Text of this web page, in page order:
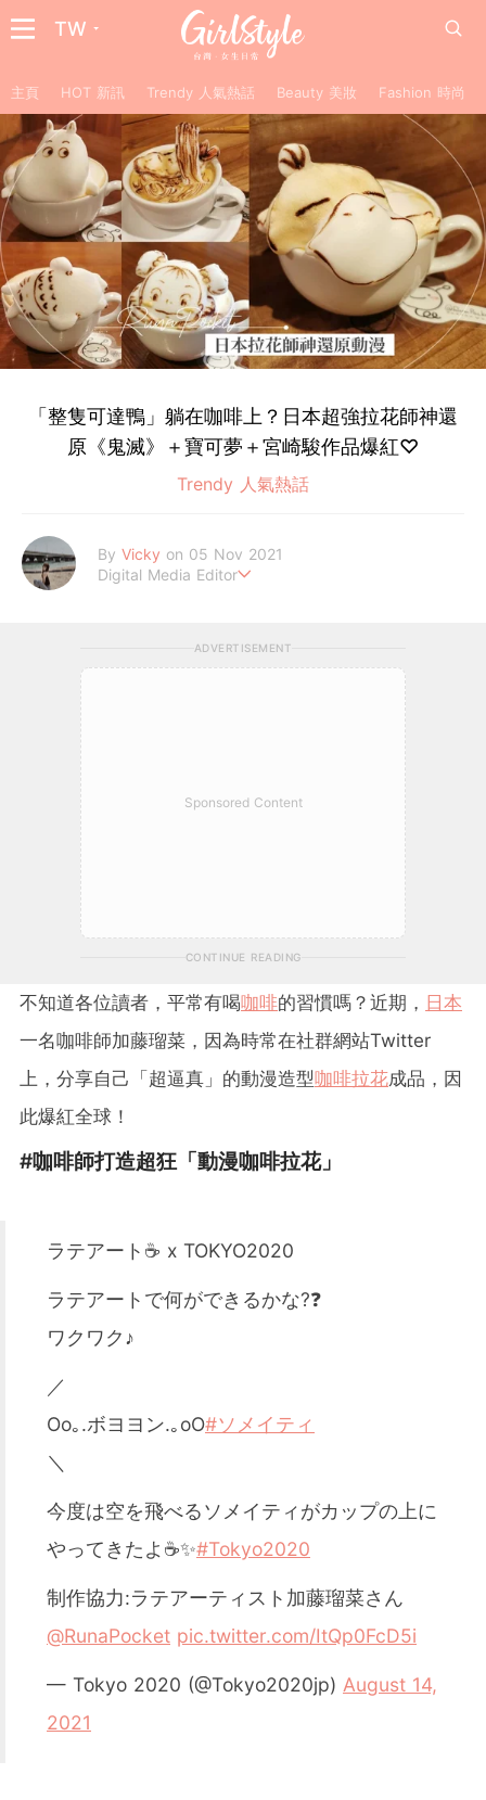
TW
主頁 HOT 新訊 Trendy 人氣熱話 Beauty 美妝 Fashion 時尚
「整隻可達鴨」躺在咖啡上？日本超強拉花師神還
原《鬼滅》＋寶可夢＋宮崎駿作品爆紅♡
Trendy 人氣熱話
By Vicky on 05 Nov 2021
Digital Media Editor
ADVERTISEMENT
Sponsored Content
CONTINUE READING
不知道各位讀者，平常有喝咖啡的習慣嗎？近期， 日本
一名咖啡師加藤瑠菜，因為時常在社群網站Twitter
上，分享自己「超逼真」的動漫造型咖啡拉花成品，因
此爆紅全球！
#咖啡師打造超狂「動漫咖啡拉花」
ラテアート☕ x TOKYO2020
ラテアートで何ができるかな?❓
ワクワク♪
／
Oo｡.ボヨヨン.｡oO#ソメイティ
＼
今度は空を飛べるソメイティがカップの上に
やってきたよ☕✨#Tokyo2020
制作協力:ラテアーティスト加藤瑠菜さん
@RunaPocket pic.twitter.com/ItQp0FcD5i
— Tokyo 2020 (@Tokyo2020jp) August 14,
2021